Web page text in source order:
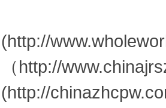
http://